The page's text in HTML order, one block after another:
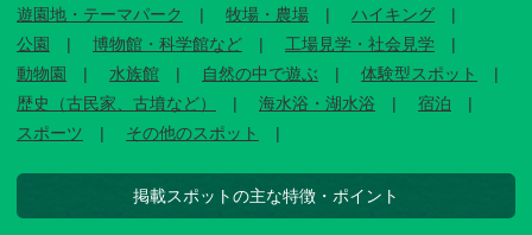
遊園地・テーマパーク 牧場・農場
ハイキング
公園
博物館・科学館など
工場見学・社会見学
動物園
水族館 自然の中で遊ぶ
体験型スポット
歴史（古民家、古墳など）
海水浴・湖水浴
宿泊
スポーツ
その他のスポット
掲載スポットの主な特徴・ポイント